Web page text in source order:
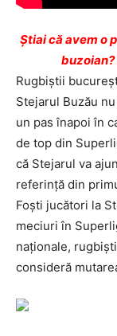
Ştiai că avem o
Rugbiştii
Stejarul Buzău
un pas înapoi în
de top din
că Stejarul va
referinţă din
Foşti jucători la
meciuri în
naţionale,
consideră